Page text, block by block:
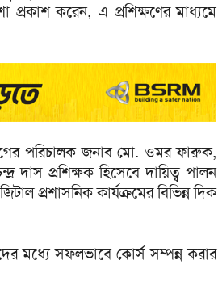
প্রকাশ করেন, এ প্রশিক্ষণের মাধ্যমে
পরিচালক জনাব মো. ওমর ফারুক,
দাস প্রশিক্ষক হিসেবে দায়িত্ব পালন
প্রশাসনিক কার্যক্রমের বিভিন্ন দিক
মধ্যে সফলভাবে কোর্স সম্পন্ন করার